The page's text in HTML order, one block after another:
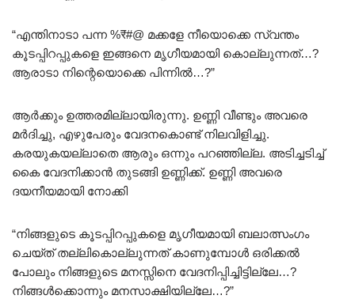
“എന്തിനാടാ പന്ന %₹#@ മക്കളേ നീയൊക്കെ സ്വന്തം
കൂടപ്പിറപ്പുകളെ ഇങ്ങനെ മൃഗീയമായി കൊല്ലുന്നത്…?
ആരാടാ നിന്റെയൊക്കെ പിന്നിൽ…?”
ആർക്കും ഉത്തരമില്ലായിരുന്നു. ഉണ്ണി വീണ്ടും അവരെ
മർദിച്ചു, എഴുപേരും വേദനകൊണ്ട് നിലവിളിച്ചു.
കരയുകയല്ലാതെ ആരും ഒന്നും പറഞ്ഞില്ല. അടിച്ചടിച്ച്
കൈ വേദനിക്കാൻ തുടങ്ങി ഉണ്ണിക്ക്. ഉണ്ണി അവരെ
ദയനീയമായി നോക്കി
“നിങ്ങളുടെ കൂടപ്പിറപ്പുകളെ മൃഗീയമായി ബലാത്സംഗം
ചെയ്ത് തല്ലികൊല്ലുന്നത് കാണുമ്പോൾ ഒരിക്കൽ
പോലും നിങ്ങളുടെ മനസ്സിനെ വേദനിപ്പിച്ചിട്ടില്ലേ…?
നിങ്ങൾക്കൊന്നും മനസാക്ഷിയില്ലേ…?”